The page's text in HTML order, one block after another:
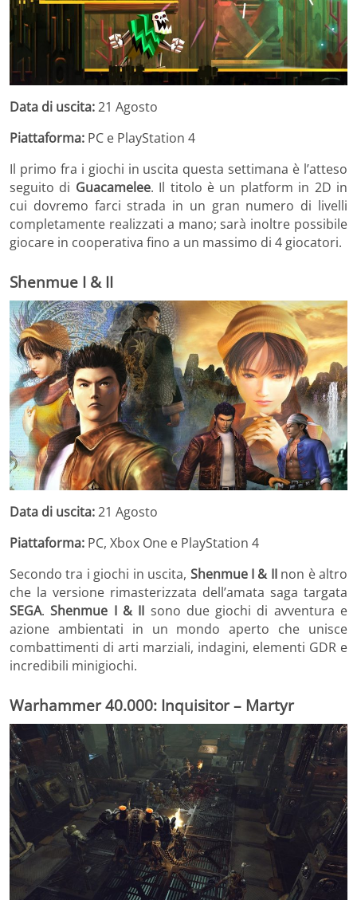
Data di uscita:21 Agosto
Piattaforma: PC e PlayStation 4
Il primo fra i giochi in uscita questa settimana è l’atteso
seguito di Guacamelee. Il titolo è un platform in 2D in
cui dovremo farci strada in un gran numero di livelli
completamente realizzati a mano; sarà inoltre possibile
giocare in cooperativa fino a un massimo di 4 giocatori.
Shenmue I & II
Data di uscita:21 Agosto
Piattaforma: PC, Xbox One e PlayStation 4
Secondo tra i giochi in uscita, Shenmue I & IInon è altro
che la versione rimasterizzata dell’amata saga targata
SEGA.Shenmue I & II sono due giochi di avventura e
azione ambientati in un mondo aperto che unisce
combattimenti di arti marziali, indagini, elementi GDR e
incredibili minigiochi.
Warhammer 40.000: Inquisitor – Martyr